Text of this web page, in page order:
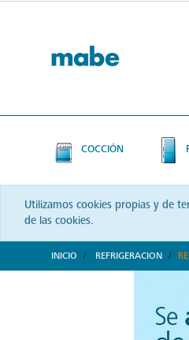
COCCIÓN
Utilizamos cookies propias y de
de las cookies.
INICIO REFRIGERACION